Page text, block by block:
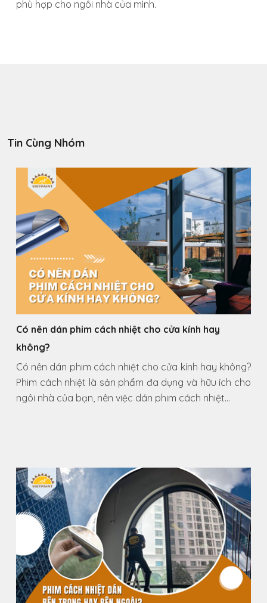
phù hợp cho ngôi nhà của mình.
Tin Cùng Nhóm
Có nên dán phim cách nhiệt cho cửa kính hay
không?
Có nên dán phim cách nhiệt cho cửa kính hay không?
Phim cách nhiệt là sản phẩm đa dụng và hữu ích cho
ngôi nhà của bạn, nên việc dán phim cách nhiệt…